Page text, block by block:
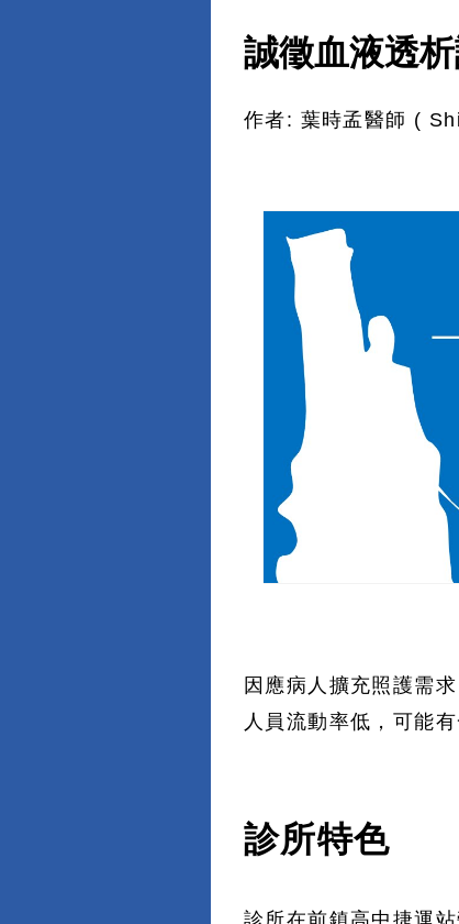
誠徵血液透
作者: 葉時孟醫師 (
因應病人擴充照護需
人員流動率低，可能
診所特色
診所在前鎮高中捷運